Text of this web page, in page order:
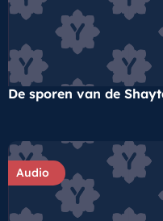
De sporen van de
Audio